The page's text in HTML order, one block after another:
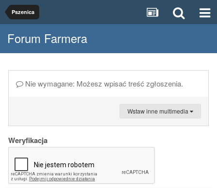
Pszenica
Forum Farmera
Nie wymagane: Możesz wpisać treść zgłoszenia.
Wstaw inne multimedia
Weryfikacja